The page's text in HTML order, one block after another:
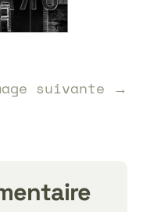
suivante →